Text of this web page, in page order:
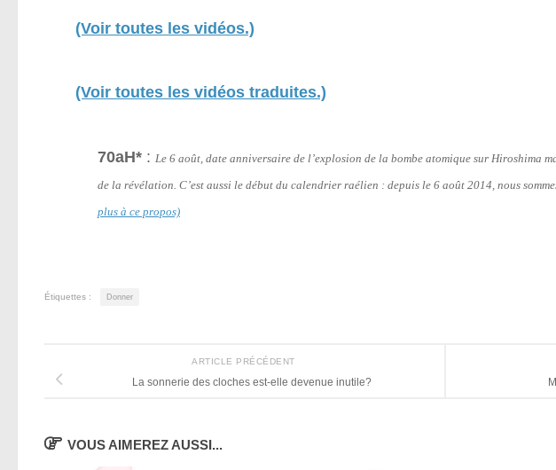
(Voir toutes les vidéos.)
(Voir toutes les vidéos traduites.)
70aH* : Le 6 août, date anniversaire de l’explosion de la bombe atomique sur Hiroshima
de la révélation. C’est aussi le début du calendrier raélien : depuis le 6 août 2014, nous
plus à ce propos)
Étiquettes : Donner
ARTICLE PRÉCÉDENT
La sonnerie des cloches est-elle devenue inutile?
VOUS AIMEREZ AUSSI...